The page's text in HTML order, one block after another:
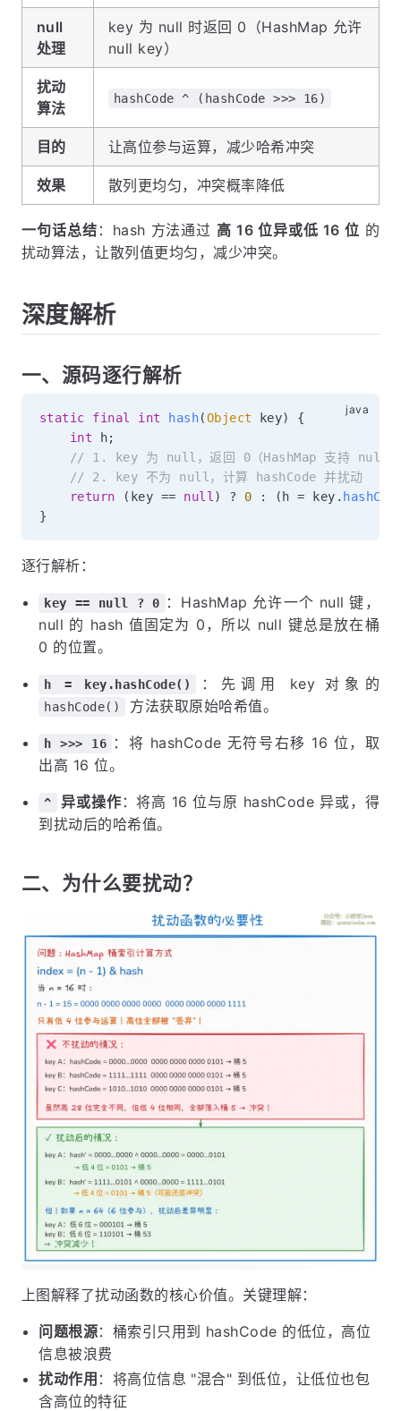
null
处理
key 为 null 时返回 0（HashMap 允许
null key）
扰动
算法
hashCode ^ (hashCode >>> 16)
目的 让高位参与运算，减少哈希冲突
效果 散列更均匀，冲突概率降低
一句话总结 ：hash 方法通过 高 16 位异或低 16 位 的
扰动算法，让散列值更均匀，减少冲突。
深度解析
一、源码逐行解析
static final int hash(Object key)
{
int h;
// 1. key 为 null，返回 0（HashMap 支持 null
// 2. key 不为 null，计算 hashCode 并扰动
return
( key == null ) ? 0 : ( h = key .
}
逐行解析：
key == null ? 0
：HashMap 允许一个 null 键，
null 的 hash 值固定为 0，所以 null 键总是放在桶
0 的位置。
h = key.hashCode() ：先调用 key 对象的
hashCode() 方法获取原始哈希值。
h >>> 16
：将 hashCode 无符号右移 16 位，取
出高 16 位。
^ 异或操作 ：将高 16 位与原 hashCode 异或，得
到扰动后的哈希值。
二、为什么要扰动？
上图解释了扰动函数的核心价值。关键理解：
问题根源：桶索引只用到 hashCode 的低位，高位
信息被浪费
扰动作用 ：将高位信息 "混合" 到低位，让低位也包
含高位的特征